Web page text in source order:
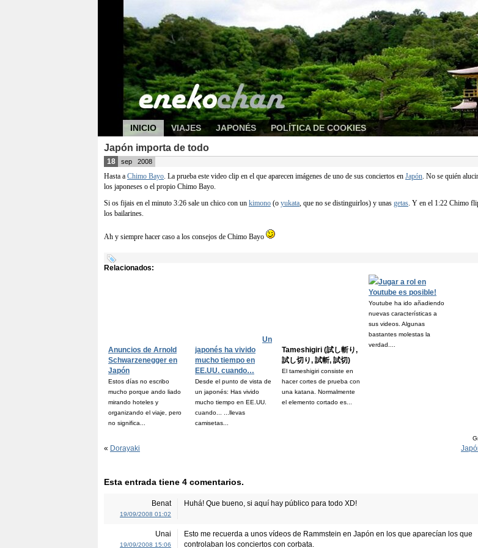
INICIO VIAJES JAPONÉS POLÍTICA DE COOKIES
Japón importa de todo
18 sep 2008
Hasta a Chimo Bayo. La prueba este video clip en el que aparecen imágenes de uno de sus conciertos en Japón. No se quién
los japoneses o el propio Chimo Bayo.
Si os fijais en el minuto 3:26 sale un chico con un kimono (o yukata, que no se distinguirlos) y unas getas. Y en el 1:22 Chimo
los bailarines.
Ah y siempre hacer caso a los consejos de Chimo Bayo
Relacionados:
Anuncios de Arnold
Schwarzenegger en
Japón
Estos días no escribo
mucho porque ando liado
mirando hoteles y
organizando el viaje, pero
no significa...
Un
japonés ha vivido
mucho tiempo en
EE.UU. cuando…
Desde el punto de vista de
un japonés: Has vivido
mucho tiempo en EE.UU.
cuando... ...llevas
camisetas...
Tameshigiri (試し斬り,
試し切り, 試斬, 試切)
El tameshigiri consiste en
hacer cortes de prueba con
una katana. Normalmente
el elemento cortado es...
Jugar a rol en
Youtube es posible!
Youtube ha ido añadiendo
nuevas características a
sus videos. Algunas
bastantes molestas la
verdad....
« Dorayaki
Esta entrada tiene 4 comentarios.
Benat
19/09/2008 01:02
Huhá! Que bueno, si aquí hay público para todo XD!
Unai
19/09/2008 15:06
Esto me recuerda a unos vídeos de Rammstein en Japón en los que aparecían los que
controlaban los conciertos con corbata.